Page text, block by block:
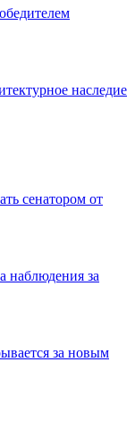
наследие
сенатором от
наблюдения за
за новым